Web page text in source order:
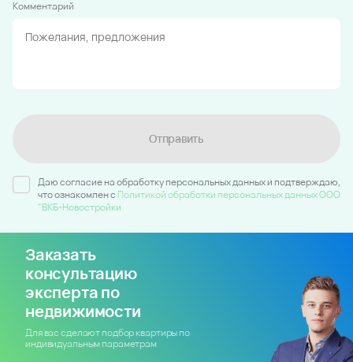
Комментарий
Отправить
Даю согласие на обработку персональных данных и подтверждаю,
что ознакомлен c Политикой обработки персональных данных ООО
"ВКБ-Новостройки
Заказать
консультацию
эксперта по
недвижимости
Для вас сделают подбор квартиры по
индивидуальным параметрам